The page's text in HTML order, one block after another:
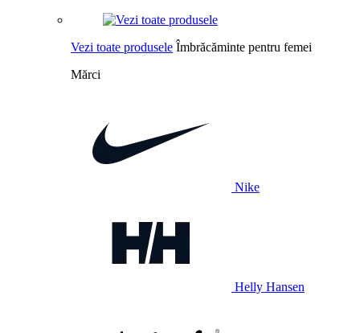
Vezi toate produsele Îmbrăcăminte pentru femei
Mărci
Nike
Helly Hansen